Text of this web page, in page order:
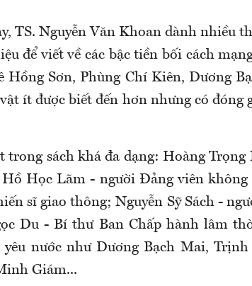
TS. Nguyễn Văn Khoan dành nhiều
để viết về các bậc tiền bối cách
Hồng Sơn, Phùng Chí Kiên, Dương
ít được biết đến hơn nhưng có
trong sách khá đa dạng: Hoàng
Hồ Học Lãm - người Đảng viên
sĩ giao thông; Nguyễn Sỹ Sách -
Du - Bí thư Ban Chấp hành lâm
nước như Dương Bạch Mai,
Giám...